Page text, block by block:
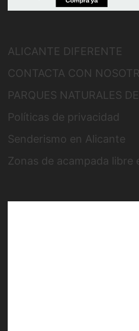
ALICANTE DIFERENTE
CONTACTA CON
PARQUES NATURALES
Políticas de privacidad
Senderismo en Alicante
Zonas de acampada libre